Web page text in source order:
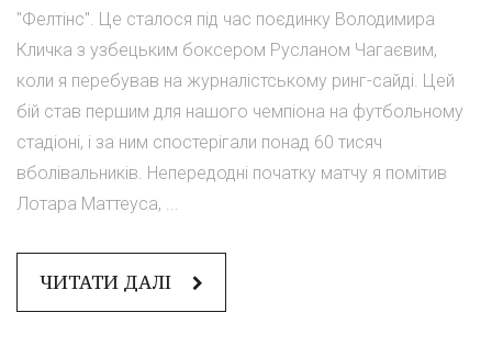
"Фелтінс". Це сталося під час поєдинку Володимира
Кличка з узбецьким боксером Русланом Чагаєвим,
коли я перебував на журналістському ринг-сайді. Цей
бій став першим для нашого чемпіона на футбольному
стадіоні, і за ним спостерігали понад 60 тисяч
вболівальників. Непередодні початку матчу я помітив
Лотара Маттеуса, ...
ЧИТАТИ ДАЛІ